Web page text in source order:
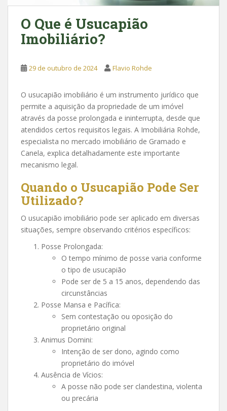
O Que é Usucapião
Imobiliário?
29 de outubro de 2024 Flavio Rohde
O usucapião imobiliário é um instrumento jurídico que
permite a aquisição da propriedade de um imóvel
através da posse prolongada e ininterrupta, desde que
atendidos certos requisitos legais. A Imobiliária Rohde,
especialista no mercado imobiliário de Gramado e
Canela, explica detalhadamente este importante
mecanismo legal.
Quando o Usucapião Pode Ser
Utilizado?
O usucapião imobiliário pode ser aplicado em diversas
situações, sempre observando critérios específicos:
Posse Prolongada:
O tempo mínimo de posse varia conforme
o tipo de usucapião
Pode ser de 5 a 15 anos, dependendo das
circunstâncias
Posse Mansa e Pacífica:
Sem contestação ou oposição do
proprietário original
Animus Domini:
Intenção de ser dono, agindo como
proprietário do imóvel
Ausência de Vícios:
A posse não pode ser clandestina, violenta
ou precária